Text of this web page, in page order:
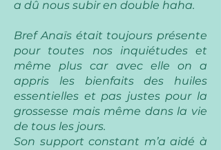
a dû nous subir en double haha.
Bref Anaïs était toujours présente
pour toutes nos inquiétudes et
même plus car avec elle on a
appris les bienfaits des huiles
essentielles et pas justes pour la
grossesse mais même dans la vie
de tous les jours.
Son support constant m’a aidé à